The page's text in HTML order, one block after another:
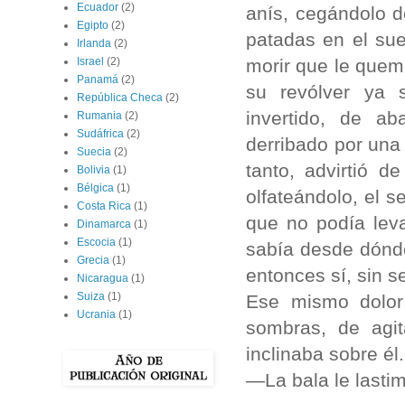
anís, cegándolo
patadas en el
morir que le
su revólver ya
invertido, de
derribado por
tanto, advirtió
olfateándolo, el
que no podía
sabía desde
entonces sí, sin
Ese mismo
sombras, de
inclinaba sobre
—La bala le
Ecuador (2)
Egipto (2)
Irlanda (2)
Israel (2)
Panamá (2)
República Checa (2)
Rumania (2)
Sudáfrica (2)
Suecia (2)
Bolivia (1)
Bélgica (1)
Costa Rica (1)
Dinamarca (1)
Escocia (1)
Grecia (1)
Nicaragua (1)
Suiza (1)
Ucrania (1)